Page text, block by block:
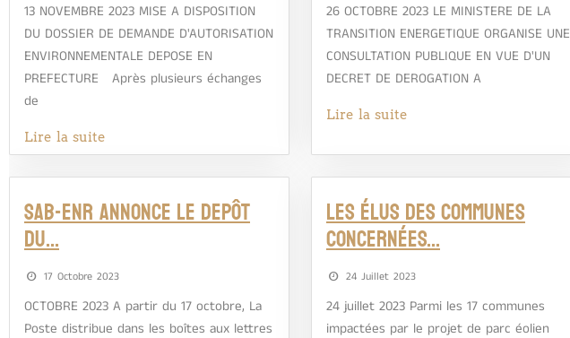
13 NOVEMBRE 2023 MISE A DISPOSITION
DU DOSSIER DE DEMANDE D'AUTORISATION
ENVIRONNEMENTALE DEPOSE EN
PREFECTURE Après plusieurs échanges
de
Lire la suite
26 OCTOBRE 2023 LE MINISTERE DE LA
TRANSITION ENERGETIQUE ORGANISE UNE
CONSULTATION PUBLIQUE EN VUE D'UN
DECRET DE DEROGATION A
Lire la suite
SAB-EnR ANNONCE LE DEPÔT
DU…
17 Octobre 2023
OCTOBRE 2023 A partir du 17 octobre, La
Poste distribue dans les boîtes aux lettres
LES ÉLUS DES COMMUNES
CONCERNÉES…
24 Juillet 2023
24 juillet 2023 Parmi les 17 communes
impactées par le projet de parc éolien